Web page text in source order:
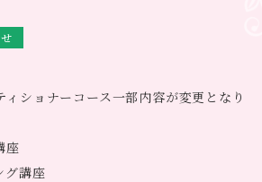
ショナーコース一部内容が変更となり
座
グ講座